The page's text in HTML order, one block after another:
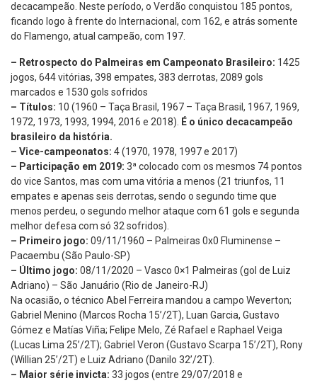
decacampeão. Neste período, o Verdão conquistou 185 pontos,
ficando logo à frente do Internacional, com 162, e atrás somente
do Flamengo, atual campeão, com 197.
– Retrospecto do Palmeiras em Campeonato Brasileiro: 1425
jogos, 644 vitórias, 398 empates, 383 derrotas, 2089 gols
marcados e 1530 gols sofridos
– Títulos: 10 (1960 – Taça Brasil, 1967 – Taça Brasil, 1967, 1969,
1972, 1973, 1993, 1994, 2016 e 2018).
É o único decacampeão
brasileiro da história.
– Vice-campeonatos: 4 (1970, 1978, 1997 e 2017)
– Participação em 2019: 3ª colocado com os mesmos 74 pontos
do vice Santos, mas com uma vitória a menos (21 triunfos, 11
empates e apenas seis derrotas, sendo o segundo time que
menos perdeu, o segundo melhor ataque com 61 gols e segunda
melhor defesa com só 32 sofridos).
– Primeiro jogo: 09/11/1960 – Palmeiras 0x0 Fluminense –
Pacaembu (São Paulo-SP)
– Último jogo: 08/11/2020 – Vasco 0×1 Palmeiras (gol de Luiz
Adriano) – São Januário (Rio de Janeiro-RJ)
Na ocasião, o técnico Abel Ferreira mandou a campo Weverton;
Gabriel Menino (Marcos Rocha 15’/2T), Luan Garcia, Gustavo
Gómez e Matías Viña; Felipe Melo, Zé Rafael e Raphael Veiga
(Lucas Lima 25’/2T); Gabriel Veron (Gustavo Scarpa 15’/2T), Rony
(Willian 25’/2T) e Luiz Adriano (Danilo 32’/2T).
– Maior série invicta: 33 jogos (entre 29/07/2018 e